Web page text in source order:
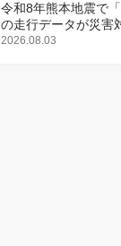
令和8年熊本地震で
の走行データが災害
2026.08.03